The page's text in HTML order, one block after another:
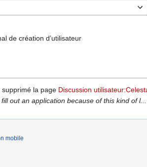
de création d’utilisateur
supprimé la page Discussion
out an application because of this kind of
mobile